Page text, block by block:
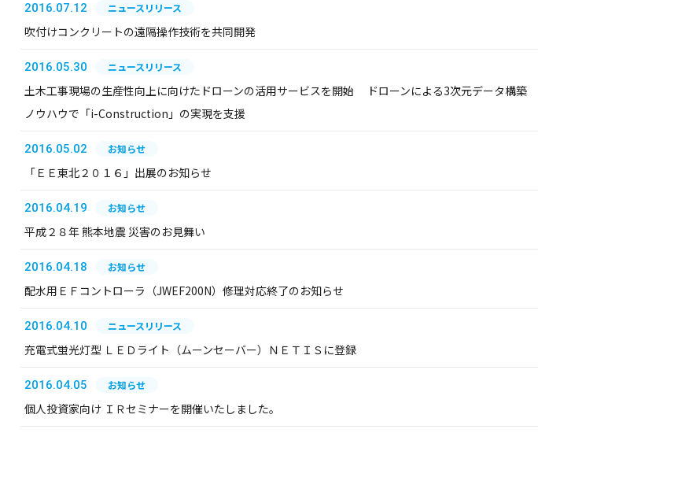
2016.07.12 ニュースリリース
吹付けコンクリートの遠隔操作技術を共同開発
2016.05.30 ニュースリリース
土木工事現場の生産性向上に向けたドローンの活用サービスを開始 ドローンによる3次元データ構築
ノウハウで「i-Construction」の実現を支援
2016.05.02 お知らせ
「ＥＥ東北２０１６」出展のお知らせ
2016.04.19 お知らせ
平成２８年 熊本地震 災害のお見舞い
2016.04.18 お知らせ
配水用ＥＦコントローラ（JWEF200N）修理対応終了のお知らせ
2016.04.10 ニュースリリース
充電式蛍光灯型 ＬＥＤライト（ムーンセーバー）ＮＥＴＩＳに登録
2016.04.05 お知らせ
個人投資家向け ＩＲセミナーを開催いたしました。